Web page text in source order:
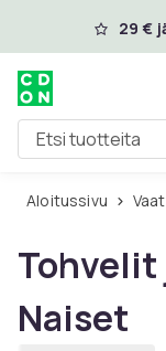
Ohita ja29 €
Etsi tuotteita
Aloitussivu
Tohvelit
Naiset